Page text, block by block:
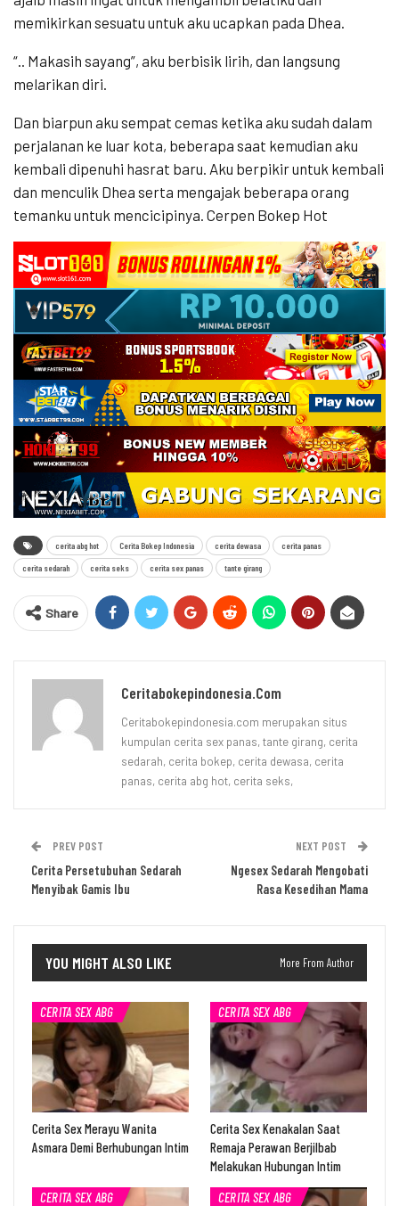
memikirkan sesuatu untuk aku ucapkan pada Dhea.
“.. Makasih sayang”, aku berbisik lirih, dan langsung
melarikan diri.
Dan biarpun aku sempat cemas ketika aku sudah dalam
perjalanan ke luar kota, beberapa saat kemudian aku
kembali dipenuhi hasrat baru. Aku berpikir untuk kembali
dan menculik Dhea serta mengajak beberapa orang
temanku untuk mencicipinya. Cerpen Bokep Hot
cerita abg hot Cerita Bokep Indonesia cerita dewasa cerita panas
cerita sedarah cerita seks cerita sex panas tante girang
Share
Ceritabokepindonesia.com
Ceritabokepindonesia.com merupakan situs
kumpulan cerita sex panas, tante girang, cerita
sedarah, cerita bokep, cerita dewasa, cerita
panas, cerita abg hot, cerita seks,
PREV POST
Cerita Persetubuhan Sedarah
Menyibak Gamis Ibu
NEXT POST
Ngesex Sedarah Mengobati
Rasa Kesedihan Mama
YOU MIGHT ALSO LIKE More From Author
CERITA SEX ABG
Cerita Sex Merayu Wanita
Asmara Demi Berhubungan Intim
CERITA SEX ABG
Cerita Sex Kenakalan Saat
Remaja Perawan Berjilbab
Melakukan Hubungan Intim
CERITA SEX ABG
CERITA SEX ABG